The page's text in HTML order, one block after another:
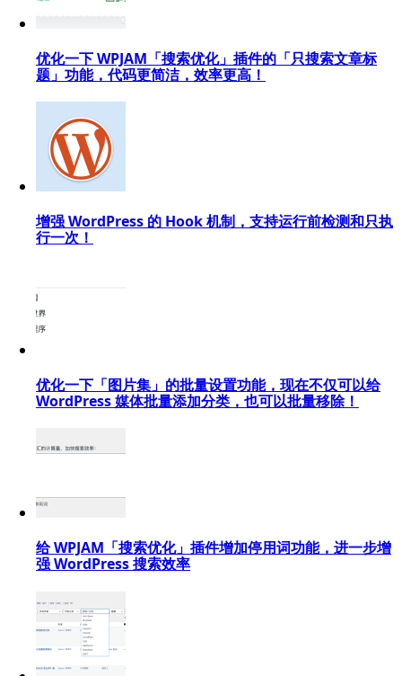
优化一下 WPJAM「搜索优化」插件的「只搜索文章标
题」功能，代码更简洁，效率更高！
增强 WordPress 的 Hook 机制，支持运行前检测和只执
行一次！
优化一下「图片集」的批量设置功能，现在不仅可以给
WordPress 媒体批量添加分类，也可以批量移除！
给 WPJAM「搜索优化」插件增加停用词功能，进一步增
强 WordPress 搜索效率